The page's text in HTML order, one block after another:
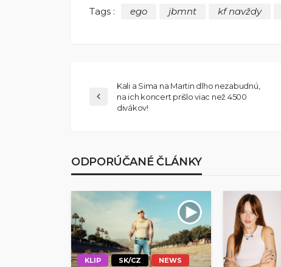
Tags : ego jbmnt kf navždy
Kali a Sima na Martin dlho nezabudnú,
na ich koncert prišlo viac než 4500
divákov!
ODPORÚČANÉ ČLÁNKY
KLIP SK/CZ
NEWS